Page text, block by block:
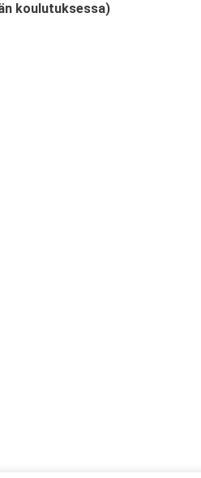
koulutuksessa)